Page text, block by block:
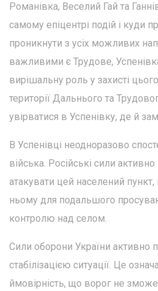
Романівка, Веселий Гай та
самому епіцентрі подій і куди
проникнути з усіх можливих
важливими є Трудове,
вирішальну роль у захисті
території Дальнього та
увірватися в Успенівку, де й
В Успенівці неодноразово
війська. Російські сили
атакувати цей населений пункт,
ньому для подальшого
контролю над селом.
Сили оборони України активно
стабілізацією ситуації. Це
ймовірність, що ворог не